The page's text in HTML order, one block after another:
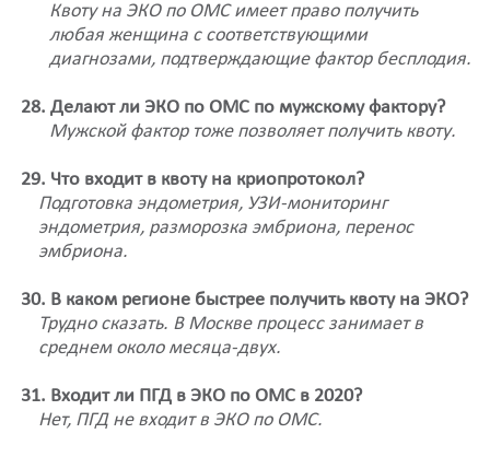
Квоту на ЭКО по ОМС имеет право получить
любая женщина с соответствующими
диагнозами, подтверждающие фактор бесплодия.
28. Делают ли ЭКО по ОМС по мужскому фактору?
Мужской фактор тоже позволяет получить квоту.
29. Что входит в квоту на криопротокол?
Подготовка эндометрия, УЗИ-мониторинг
эндометрия, разморозка эмбриона, перенос
эмбриона.
30. В каком регионе быстрее получить квоту на ЭКО?
Трудно сказать. В Москве процесс занимает в
среднем около месяца-двух.
31. Входит ли ПГД в ЭКО по ОМС в 2020?
Нет, ПГД не входит в ЭКО по ОМС.